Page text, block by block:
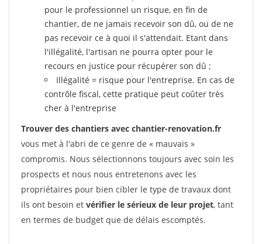
pour le professionnel un risque, en fin de
chantier, de ne jamais recevoir son dû, ou de ne
pas recevoir ce à quoi il s'attendait. Etant dans
l'illégalité, l'artisan ne pourra opter pour le
recours en justice pour récupérer son dû ;
Illégalité = risque pour l'entreprise. En cas de
contrôle fiscal, cette pratique peut coûter très
cher à l'entreprise
Trouver des chantiers avec chantier-renovation.fr
vous met à l'abri de ce genre de « mauvais »
compromis. Nous sélectionnons toujours avec soin les
prospects et nous nous entretenons avec les
propriétaires pour bien cibler le type de travaux dont
ils ont besoin et vérifier le sérieux de leur projet, tant
en termes de budget que de délais escomptés.